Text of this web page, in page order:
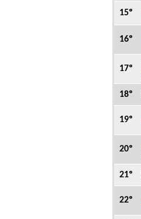
15º
16º
17º
18º
19º
20º
21º
22º